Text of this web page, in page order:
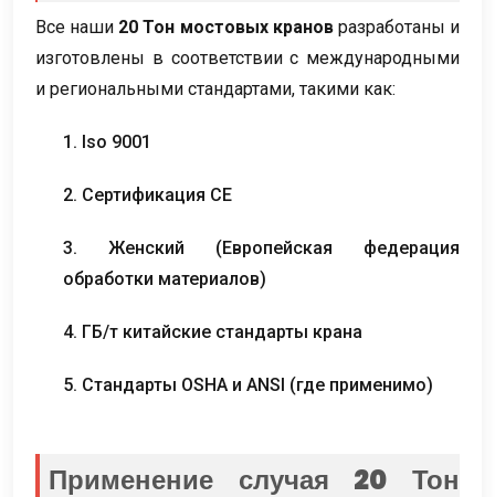
Все наши 20 Тон мостовых крановразработаны и
изготовлены в соответствии с международными
и региональными стандартами, такими как:
1. Iso 9001
2. Сертификация CE
3. Женский (Европейская федерация
обработки материалов)
4. ГБ/т китайские стандарты крана
5. Стандарты OSHA и ANSI (где применимо)
Применение случая 20 Тон